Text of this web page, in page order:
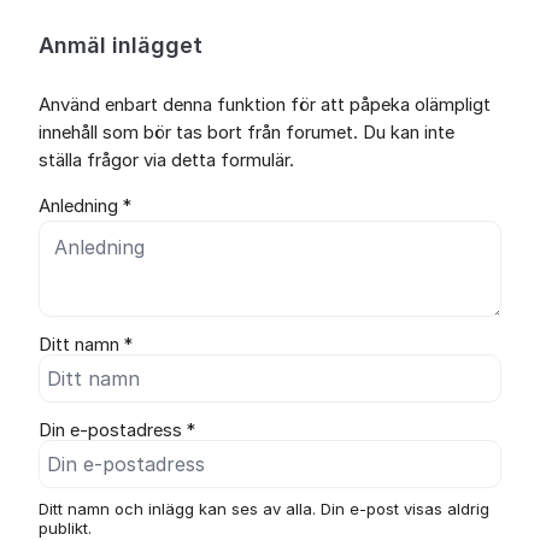
Anmäl inlägget
Använd enbart denna funktion för att påpeka olämpligt
innehåll som bör tas bort från forumet. Du kan inte
ställa frågor via detta formulär.
Anledning *
Ditt namn *
Din e-postadress *
Ditt namn och inlägg kan ses av alla. Din e-post visas aldrig
publikt.